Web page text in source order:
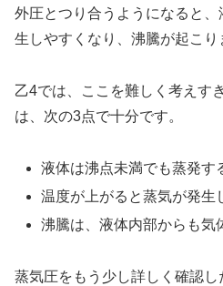
外圧とつり合うようになると
生しやすくなり、沸騰が起こり
乙4では、ここを難しく考えす
は、次の3点で十分です。
液体は沸点未満でも蒸発す
温度が上がると蒸気が発生
沸騰は、液体内部からも気
蒸気圧をもう少し詳しく確認し